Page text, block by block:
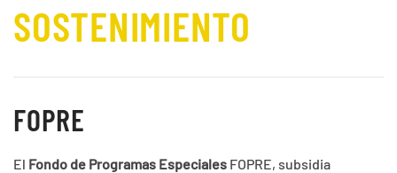
SOSTENIMIENTO
FOPRE
El Fondo de Programas Especiales FOPRE, subsidia